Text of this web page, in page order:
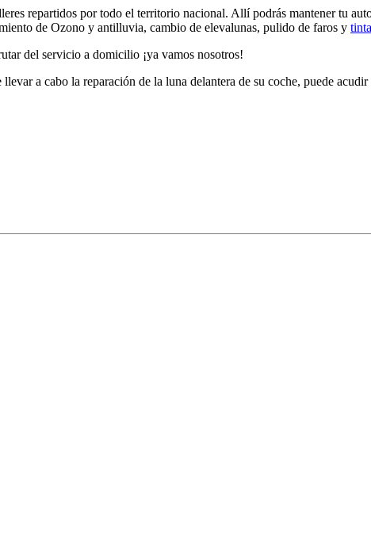
repartidos por todo el territorio nacional. Allí podrás mantener tu
de Ozono y antilluvia, cambio de elevalunas, pulido de faros y
del servicio a domicilio ¡ya vamos nosotros!
a cabo la reparación de la luna delantera de su coche, puede